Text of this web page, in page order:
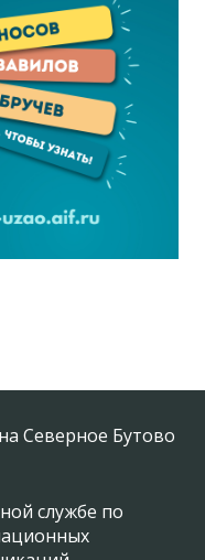
Северное Бутово
службе по